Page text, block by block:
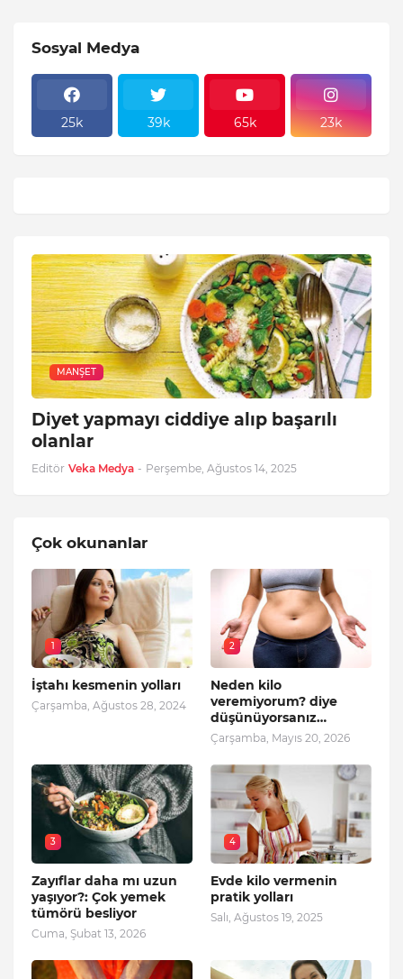
Sosyal Medya
25k 39k 65k 23k
MANŞET
Diyet yapmayı ciddiye alıp başarılı
olanlar
Editör Veka Medya - Perşembe, Ağustos 14, 2025
Çok okunanlar
1
İştahı kesmenin yolları
Çarşamba, Ağustos 28, 2024
2
Neden kilo
veremiyorum? diye
düşünüyorsanız…
Çarşamba, Mayıs 20, 2026
3
Zayıflar daha mı uzun
yaşıyor?: Çok yemek
tümörü besliyor
Cuma, Şubat 13, 2026
4
Evde kilo vermenin
pratik yolları
Salı, Ağustos 19, 2025